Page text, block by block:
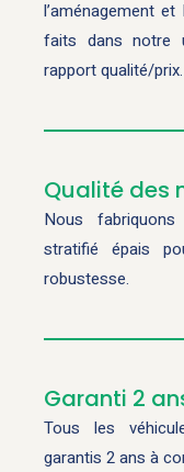
l’aménagement
faits dans notre
rapport qualité/prix.
Qualité des
Nous fabriquons
stratifié épais
robustesse.
Garanti 2
Tous les
garantis 2 ans à